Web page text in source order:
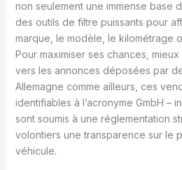
non seulement une immense base
des outils de filtre puissants pour
marque, le modèle, le kilométrage
Pour maximiser ses chances,
vers les annonces déposées par
Allemagne comme ailleurs, ces
identifiables à l’acronyme GmbH –
sont soumis à une réglementation
volontiers une transparence sur le
véhicule.